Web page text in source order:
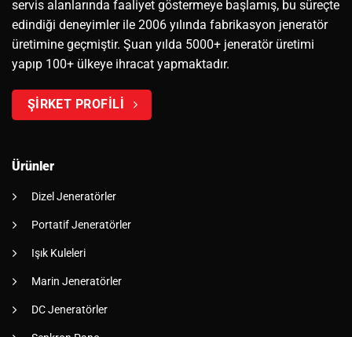
servis alanlarında faaliyet göstermeye başlamış, bu süreçte
edindiği deneyimler ile 2006 yılında fabrikasyon jeneratör
üretimine geçmiştir. Şuan yılda 5000+ jeneratör üretimi
yapıp 100+ ülkeye ihracat yapmaktadır.
ŞİRKET PROFİLİ
Ürünler
Dizel Jeneratörler
Portatif Jeneratörler
Işık Kuleleri
Marin Jeneratörler
DC Jeneratörler